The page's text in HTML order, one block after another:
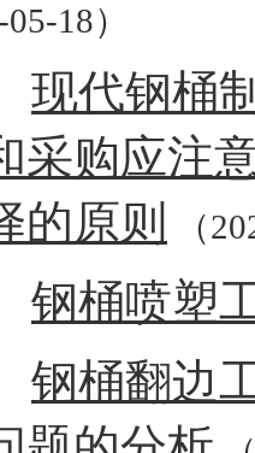
18）
现代钢桶
采购应注
的原则
（
钢桶喷塑
钢桶翻边